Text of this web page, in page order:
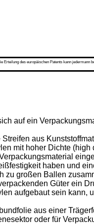
Erteilung des europäischen Patents kann
auf ein
aus
mit hoher Dichte
haben und
zu großen Ballen
Güter ein
aufgebaut sein kann,
aus einer
oder für